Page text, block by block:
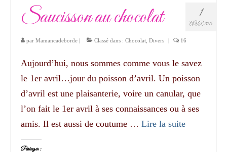
1
AVR 2015
Saucisson au chocolat
par Mamancadeborde | Classé dans : Chocolat Divers | 16
Aujourd’hui, nous sommes comme vous le savez
le 1er avril…jour du poisson d’avril. Un poisson
d’avril est une plaisanterie, voire un canular, que
l’on fait le 1er avril à ses connaissances ou à ses
amis. Il est aussi de coutume … Lire la suite­­
Partager :